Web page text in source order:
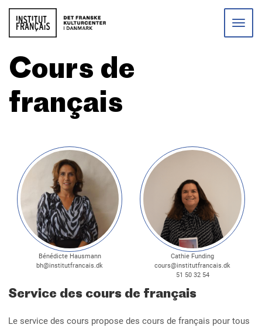
Toggle
Cours de
français
Bénédicte Hausmann
bh@institutfrancais.dk
Cathie Funding
cours@institutfrancais.dk
51 50 32 54
Service des cours de français
Le service des cours propose des cours de français pour tous